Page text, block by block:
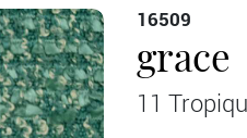
16509
grace
11